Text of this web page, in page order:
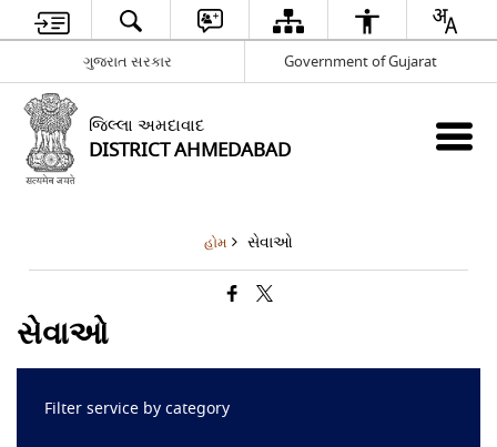
ગુજરાત સરકાર Government of Gujarat
જિલ્લા અમદાવાદ
DISTRICT AHMEDABAD
હોમ સેવાઓ
સેવાઓ
Filter service by category